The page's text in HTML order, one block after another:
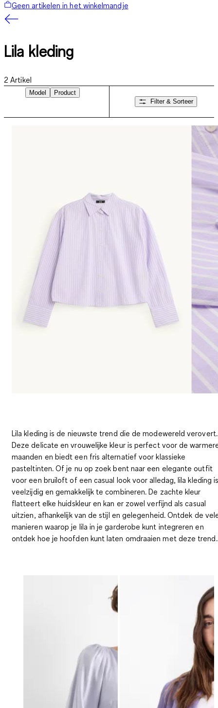
Geen artikelen in het winkelmandje
Lila kleding
2 Artikel
Model
Product
Filter & Sorteer
Lila kleding is de nieuwste trend die de modewereld verovert.
Deze delicate en vrouwelijke kleur is perfect voor de
maanden en biedt een fris alternatief voor klassieke
pasteltinten. Of je nu op zoek bent naar een elegante outfit
voor een bruiloft of een casual look voor alledag, lila kleding
veelzijdig en gemakkelijk te combineren. De zachte kleur
flatteert elke huidskleur en kan er zowel verfijnd als casual
uitzien, afhankelijk van de stijl en gelegenheid. Ontdek de
manieren waarop je lila in je garderobe kunt integreren en
ontdek hoe je hoofden kunt laten omdraaien met deze trend.